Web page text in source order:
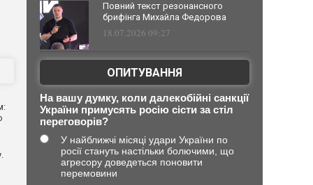
Повний текст резонансного
брифінга Михайла Федорова
18.07.2026 09:27
ОПИТУВАННЯ
На вашу думку, коли далекобійні санкції
України примусять росію сісти за стіл
переговорів?
У найближчі місяці удари України по
росії стануть настільки болючими, що
агресору доведеться поновити
перемовини